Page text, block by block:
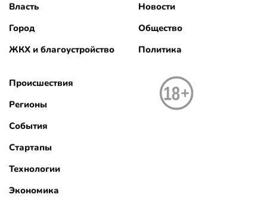
Власть
Город
ЖКХ и благоустройство
Новости
Общество
Политика
Происшествия
Регионы
События
Стартапы
Технологии
Экономика